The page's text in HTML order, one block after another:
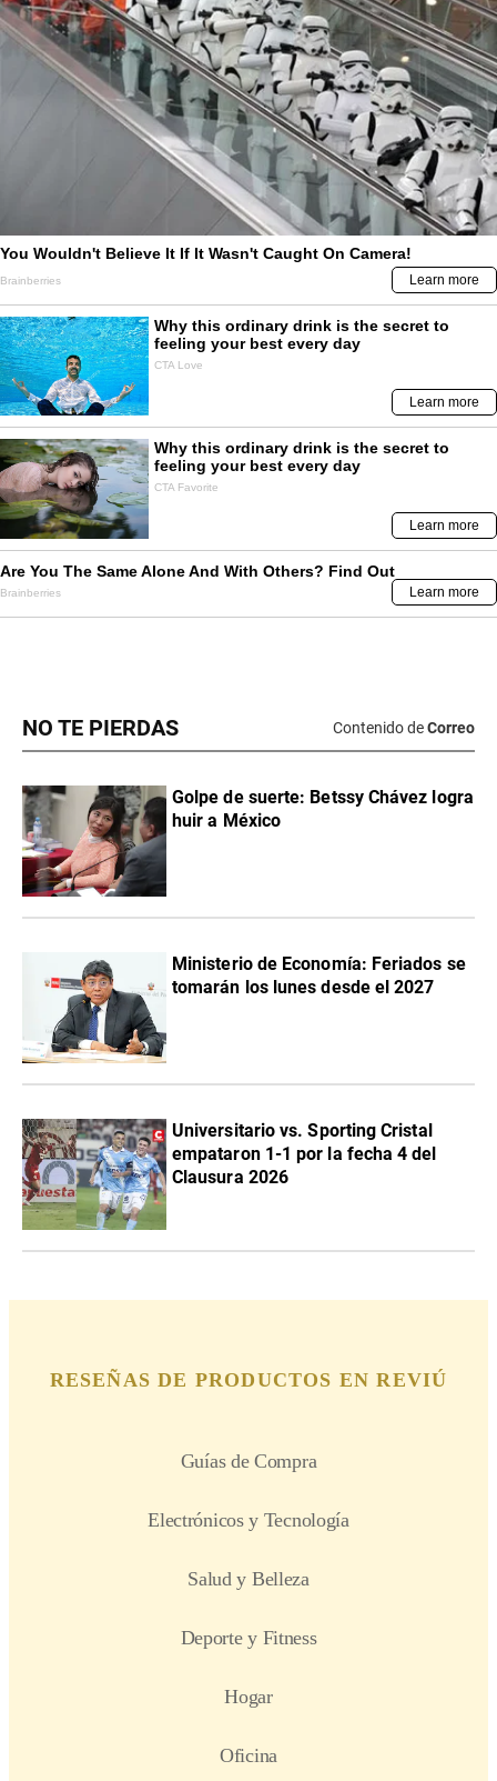
NO TE PIERDAS Contenido deCorreo
Golpe de suerte: Betssy Chávez logra
huir a México
Ministerio de Economía: Feriados se
tomarán los lunes desde el 2027
Universitario vs. Sporting Cristal
empataron 1-1 por la fecha 4 del
Clausura 2026